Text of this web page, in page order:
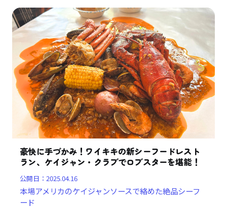
豪快に手づかみ！ワイキキの新シーフードレスト
ラン、ケイジャン・クラブでロブスターを堪能！
公開日：2025.04.16
本場アメリカのケイジャンソースで絡めた絶品シーフ
ード